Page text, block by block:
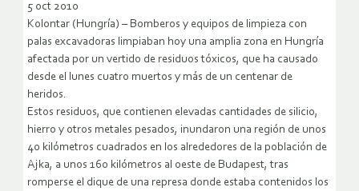
5 oct 2010
Kolontar (Hungría) – Bomberos y equipos de limpieza con
palas excavadoras limpiaban hoy una amplia zona en Hungría
afectada por un vertido de residuos tóxicos, que ha causado
desde el lunes cuatro muertos y más de un centenar de
heridos.
Estos residuos, que contienen elevadas cantidades de silicio,
hierro y otros metales pesados, inundaron una región de unos
40 kilómetros cuadrados en los alrededores de la población de
Ajka, a unos 160 kilómetros al oeste de Budapest, tras
romperse el dique de una represa donde estaba contenidos los